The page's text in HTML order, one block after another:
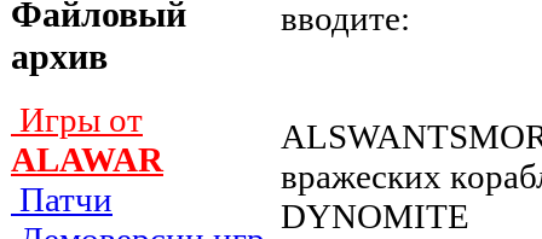
Файловый
архив
Игры от
ALAWAR
Патчи
вводите:
вpaжecкиx
DYNOMITE -